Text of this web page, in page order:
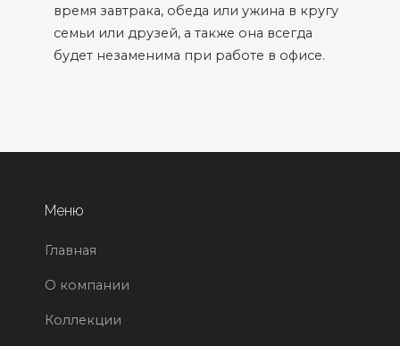
время завтрака, обеда или ужина в кругу
семьи или друзей, а также она всегда
будет незаменима при работе в офисе.
Меню
Главная
О компании
Коллекции